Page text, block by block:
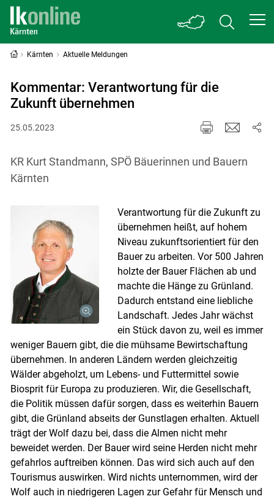
Skip to main content
Kärnten Aktuelle Meldungen
Kommentar: Verantwortung für die
Zukunft übernehmen
25.05.2023
KR Kurt Standmann, SPÖ Bäuerinnen und Bauern
Kärnten
Verantwortung für die Zukunft zu
übernehmen heißt, auf hohem
Niveau zukunftsorientiert für den
Bauer zu arbeiten. Vor 500 Jahren
holzte der Bauer Flächen ab und
machte die Hänge zu Grünland.
Dadurch entstand eine liebliche
Landschaft. Jedes Jahr wächst
ein Stück davon zu, weil es immer
weniger Bauern gibt, die die mühsame Bewirtschaftung
übernehmen. In anderen Ländern werden gleichzeitig
Wälder abgeholzt, um Lebens- und Futtermittel sowie
Biosprit für Europa zu produzieren. Wir, die Gesellschaft,
die Politik müssen dafür sorgen, dass es weiterhin Bauern
gibt, die Grünland abseits der Gunstlagen erhalten. Aktuell
trägt der Wolf dazu bei, dass die Almen nicht mehr
beweidet werden. Der Bauer wird seine Herden nicht mehr
gefahrlos auftreiben können. Das wird sich auch auf den
Tourismus auswirken. Wird nichts unternommen, wird der
Wolf auch in niedrigeren Lagen zur Gefahr für Mensch und